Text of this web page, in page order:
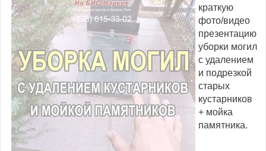
краткую
фото/видео
презентацию
уборки могил
с удалением
и подрезкой
старых
кустарников
+ мойка
памятника.